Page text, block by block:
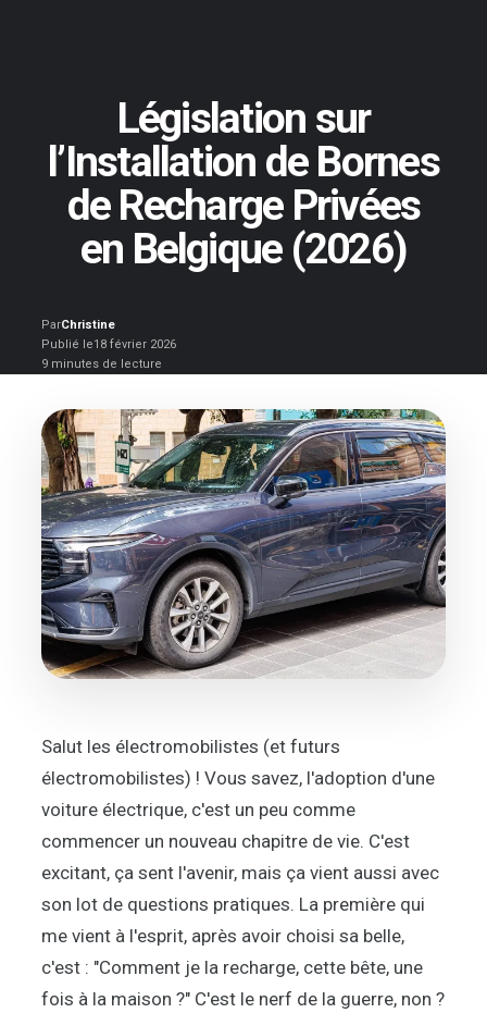
Législation sur
l’Installation de Bornes
de Recharge Privées
en Belgique (2026)
ParChristine
Publié le18 février 2026
9 minutes de lecture
Salut les électromobilistes (et futurs
électromobilistes) ! Vous savez, l'adoption d'une
voiture électrique, c'est un peu comme
commencer un nouveau chapitre de vie. C'est
excitant, ça sent l'avenir, mais ça vient aussi avec
son lot de questions pratiques. La première qui
me vient à l'esprit, après avoir choisi sa belle,
c'est : "Comment je la recharge, cette bête, une
fois à la maison ?" C'est le nerf de la guerre, non ?